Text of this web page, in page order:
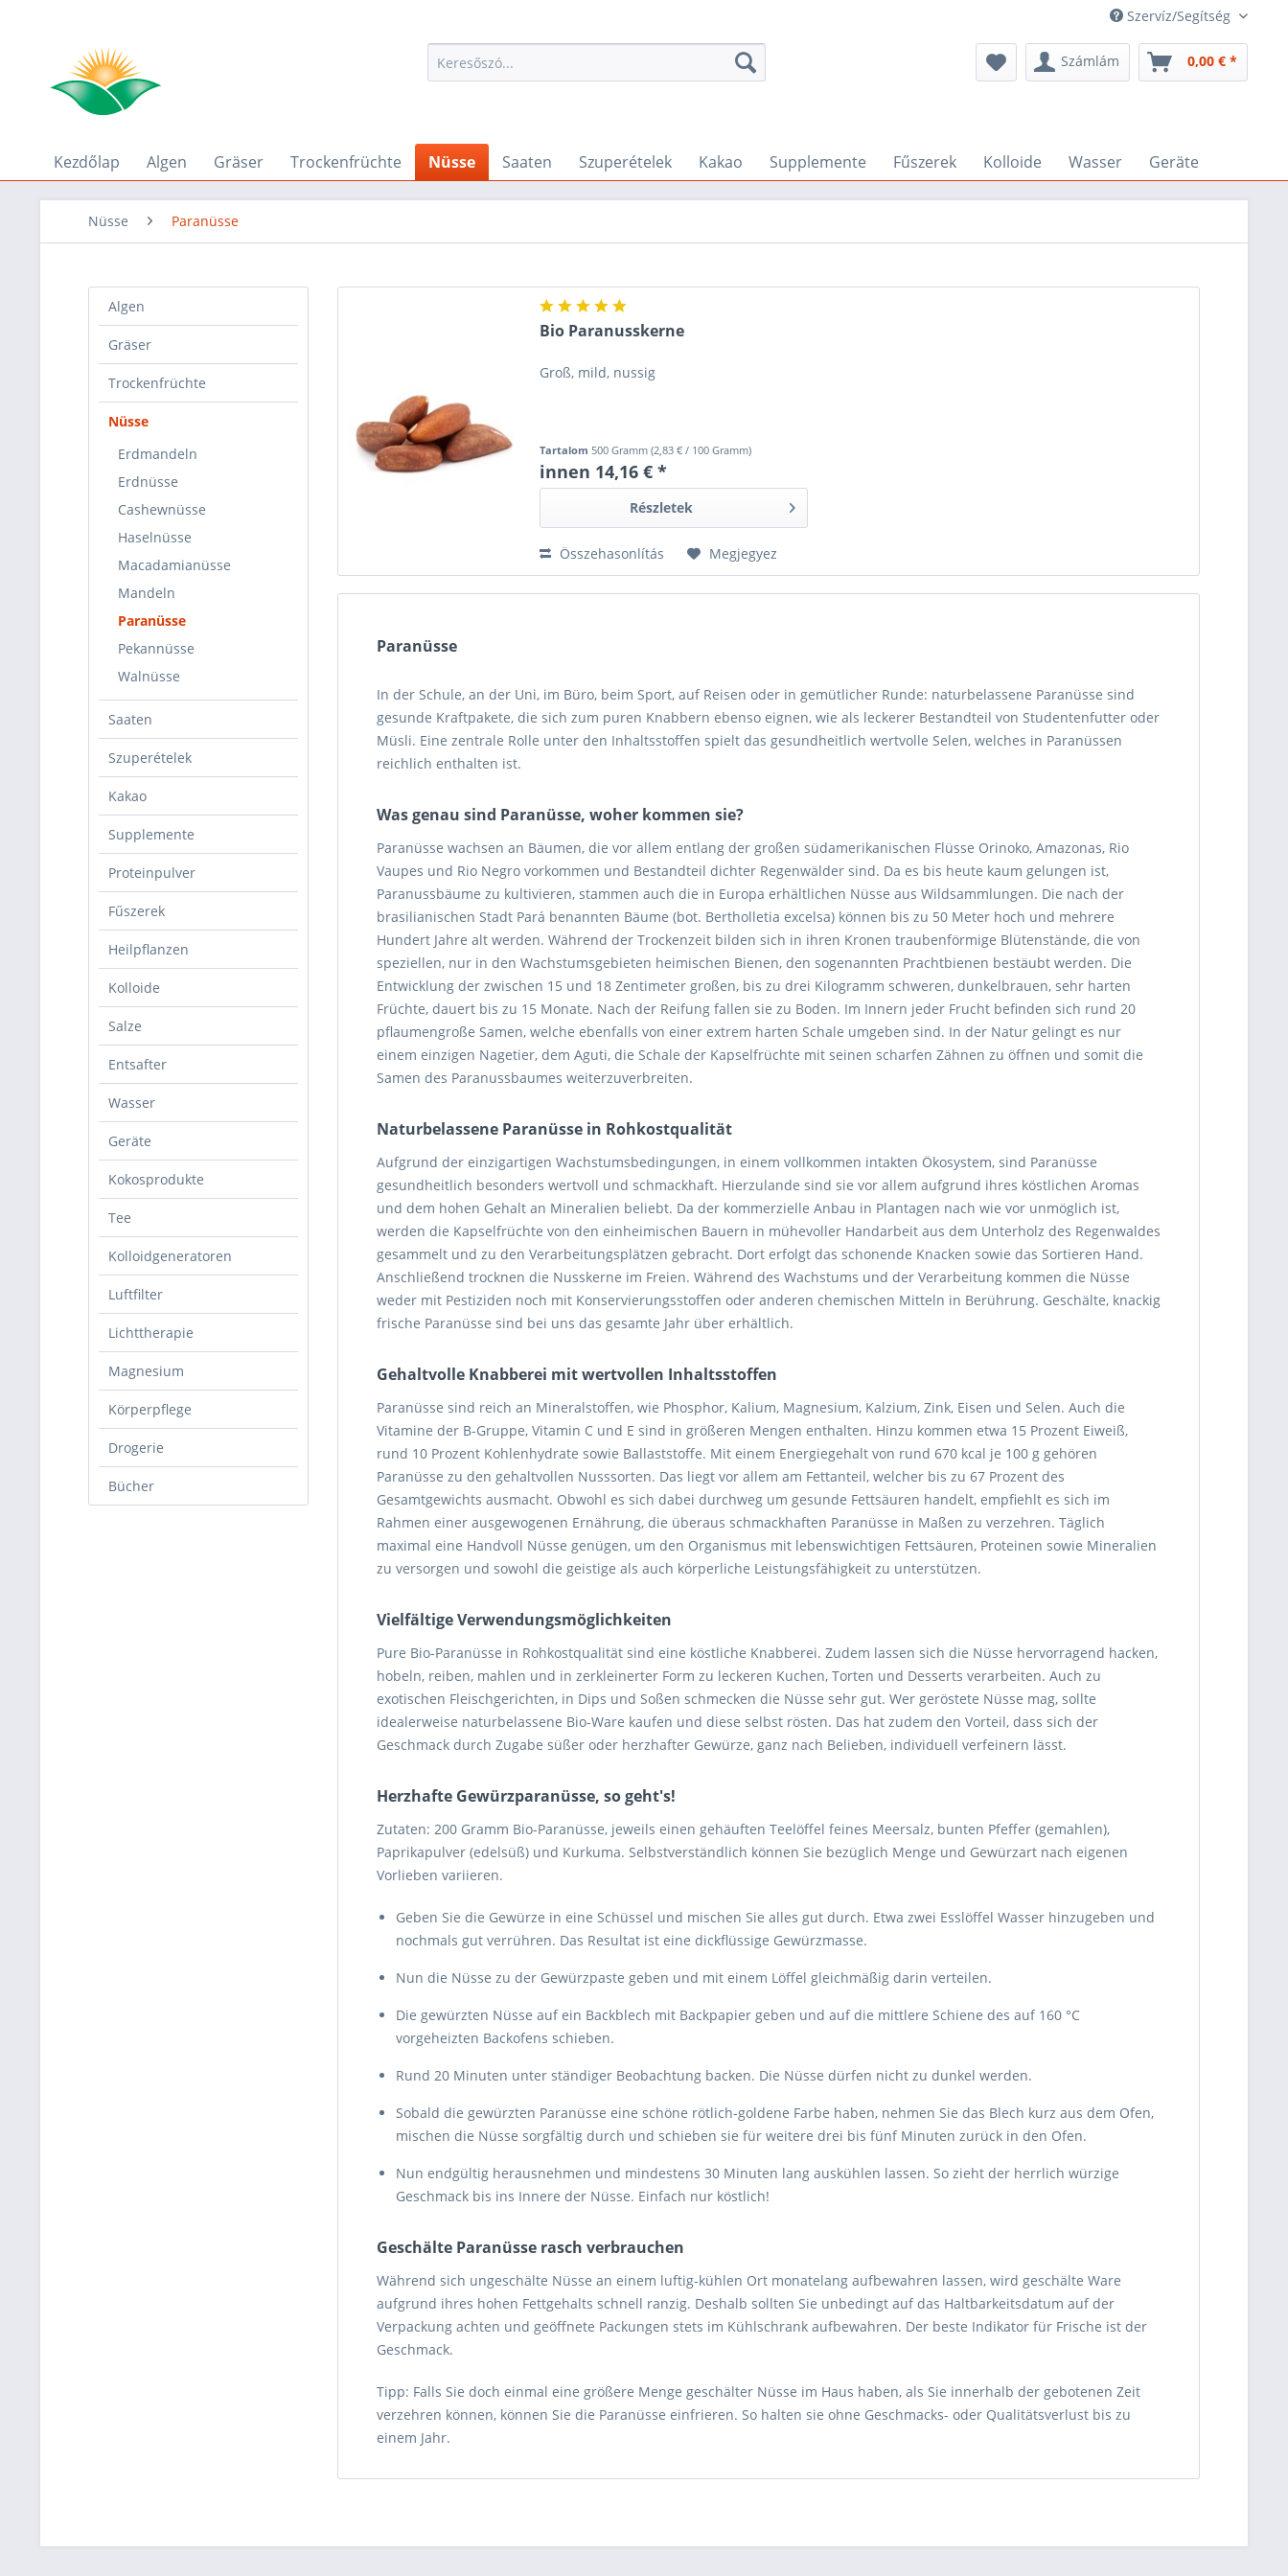
Szervíz/Segítség
Számlám 0,00 € *
Kezdőlap Algen Gräser Trockenfrüchte Nüsse Saaten Szuperételek Kakao Supplemente Fűszerek Kolloide Wasser Geräte
Nüsse Paranüsse
Algen
Gräser
Trockenfrüchte
Nüsse
Erdmandeln
Erdnüsse
Cashewnüsse
Haselnüsse
Macadamianüsse
Mandeln
Paranüsse
Pekannüsse
Walnüsse
Saaten
Szuperételek
Kakao
Supplemente
Proteinpulver
Fűszerek
Heilpflanzen
Kolloide
Salze
Entsafter
Wasser
Geräte
Kokosprodukte
Tee
Kolloidgeneratoren
Luftfilter
Lichttherapie
Magnesium
Körperpflege
Drogerie
Bücher
Bio Paranusskerne
Groß, mild, nussig
Tartalom500 Gramm(2,83 € / 100 Gramm)
innen 14,16 € *
Részletek
Összehasonlítás Megjegyez
Paranüsse
In der Schule, an der Uni, im Büro, beim Sport, auf Reisen oder in gemütlicher Runde: naturbelassene Paranüsse sind
gesunde Kraftpakete, die sich zum puren Knabbern ebenso eignen, wie als leckerer Bestandteil von Studentenfutter oder
Müsli. Eine zentrale Rolle unter den Inhaltsstoffen spielt das gesundheitlich wertvolle Selen, welches in Paranüssen
reichlich enthalten ist.
Was genau sind Paranüsse, woher kommen sie?
Paranüsse wachsen an Bäumen, die vor allem entlang der großen südamerikanischen Flüsse Orinoko, Amazonas, Rio
Vaupes und Rio Negro vorkommen und Bestandteil dichter Regenwälder sind. Da es bis heute kaum gelungen ist,
Paranussbäume zu kultivieren, stammen auch die in Europa erhältlichen Nüsse aus Wildsammlungen. Die nach der
brasilianischen Stadt Pará benannten Bäume (bot. Bertholletia excelsa) können bis zu 50 Meter hoch und mehrere
Hundert Jahre alt werden. Während der Trockenzeit bilden sich in ihren Kronen traubenförmige Blütenstände, die von
speziellen, nur in den Wachstumsgebieten heimischen Bienen, den sogenannten Prachtbienen bestäubt werden. Die
Entwicklung der zwischen 15 und 18 Zentimeter großen, bis zu drei Kilogramm schweren, dunkelbrauen, sehr harten
Früchte, dauert bis zu 15 Monate. Nach der Reifung fallen sie zu Boden. Im Innern jeder Frucht befinden sich rund 20
pflaumengroße Samen, welche ebenfalls von einer extrem harten Schale umgeben sind. In der Natur gelingt es nur
einem einzigen Nagetier, dem Aguti, die Schale der Kapselfrüchte mit seinen scharfen Zähnen zu öffnen und somit die
Samen des Paranussbaumes weiterzuverbreiten.
Naturbelassene Paranüsse in Rohkostqualität
Aufgrund der einzigartigen Wachstumsbedingungen, in einem vollkommen intakten Ökosystem, sind Paranüsse
gesundheitlich besonders wertvoll und schmackhaft. Hierzulande sind sie vor allem aufgrund ihres köstlichen Aromas
und dem hohen Gehalt an Mineralien beliebt. Da der kommerzielle Anbau in Plantagen nach wie vor unmöglich ist,
werden die Kapselfrüchte von den einheimischen Bauern in mühevoller Handarbeit aus dem Unterholz des Regenwaldes
gesammelt und zu den Verarbeitungsplätzen gebracht. Dort erfolgt das schonende Knacken sowie das Sortieren Hand.
Anschließend trocknen die Nusskerne im Freien. Während des Wachstums und der Verarbeitung kommen die Nüsse
weder mit Pestiziden noch mit Konservierungsstoffen oder anderen chemischen Mitteln in Berührung. Geschälte, knackig
frische Paranüsse sind bei uns das gesamte Jahr über erhältlich.
Gehaltvolle Knabberei mit wertvollen Inhaltsstoffen
Paranüsse sind reich an Mineralstoffen, wie Phosphor, Kalium, Magnesium, Kalzium, Zink, Eisen und Selen. Auch die
Vitamine der B-Gruppe, Vitamin C und E sind in größeren Mengen enthalten. Hinzu kommen etwa 15 Prozent Eiweiß,
rund 10 Prozent Kohlenhydrate sowie Ballaststoffe. Mit einem Energiegehalt von rund 670 kcal je 100 g gehören
Paranüsse zu den gehaltvollen Nusssorten. Das liegt vor allem am Fettanteil, welcher bis zu 67 Prozent des
Gesamtgewichts ausmacht. Obwohl es sich dabei durchweg um gesunde Fettsäuren handelt, empfiehlt es sich im
Rahmen einer ausgewogenen Ernährung, die überaus schmackhaften Paranüsse in Maßen zu verzehren. Täglich
maximal eine Handvoll Nüsse genügen, um den Organismus mit lebenswichtigen Fettsäuren, Proteinen sowie Mineralien
zu versorgen und sowohl die geistige als auch körperliche Leistungsfähigkeit zu unterstützen.
Vielfältige Verwendungsmöglichkeiten
Pure Bio-Paranüsse in Rohkostqualität sind eine köstliche Knabberei. Zudem lassen sich die Nüsse hervorragend hacken,
hobeln, reiben, mahlen und in zerkleinerter Form zu leckeren Kuchen, Torten und Desserts verarbeiten. Auch zu
exotischen Fleischgerichten, in Dips und Soßen schmecken die Nüsse sehr gut. Wer geröstete Nüsse mag, sollte
idealerweise naturbelassene Bio-Ware kaufen und diese selbst rösten. Das hat zudem den Vorteil, dass sich der
Geschmack durch Zugabe süßer oder herzhafter Gewürze, ganz nach Belieben, individuell verfeinern lässt.
Herzhafte Gewürzparanüsse, so geht's!
Zutaten: 200 Gramm Bio-Paranüsse, jeweils einen gehäuften Teelöffel feines Meersalz, bunten Pfeffer (gemahlen),
Paprikapulver (edelsüß) und Kurkuma. Selbstverständlich können Sie bezüglich Menge und Gewürzart nach eigenen
Vorlieben variieren.
Geben Sie die Gewürze in eine Schüssel und mischen Sie alles gut durch. Etwa zwei Esslöffel Wasser hinzugeben und
nochmals gut verrühren. Das Resultat ist eine dickflüssige Gewürzmasse.
Nun die Nüsse zu der Gewürzpaste geben und mit einem Löffel gleichmäßig darin verteilen.
Die gewürzten Nüsse auf ein Backblech mit Backpapier geben und auf die mittlere Schiene des auf 160 °C
vorgeheizten Backofens schieben.
Rund 20 Minuten unter ständiger Beobachtung backen. Die Nüsse dürfen nicht zu dunkel werden.
Sobald die gewürzten Paranüsse eine schöne rötlich-goldene Farbe haben, nehmen Sie das Blech kurz aus dem Ofen,
mischen die Nüsse sorgfältig durch und schieben sie für weitere drei bis fünf Minuten zurück in den Ofen.
Nun endgültig herausnehmen und mindestens 30 Minuten lang auskühlen lassen. So zieht der herrlich würzige
Geschmack bis ins Innere der Nüsse. Einfach nur köstlich!
Geschälte Paranüsse rasch verbrauchen
Während sich ungeschälte Nüsse an einem luftig-kühlen Ort monatelang aufbewahren lassen, wird geschälte Ware
aufgrund ihres hohen Fettgehalts schnell ranzig. Deshalb sollten Sie unbedingt auf das Haltbarkeitsdatum auf der
Verpackung achten und geöffnete Packungen stets im Kühlschrank aufbewahren. Der beste Indikator für Frische ist der
Geschmack.
Tipp: Falls Sie doch einmal eine größere Menge geschälter Nüsse im Haus haben, als Sie innerhalb der gebotenen Zeit
verzehren können, können Sie die Paranüsse einfrieren. So halten sie ohne Geschmacks- oder Qualitätsverlust bis zu
einem Jahr.